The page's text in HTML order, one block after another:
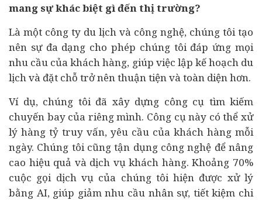
mang sự khác biệt gì đến thị trường?
Là một công ty du lịch và công nghệ, chúng tôi tạo
nên sự đa dạng cho phép chúng tôi đáp ứng mọi
nhu cầu của khách hàng, giúp việc lập kế hoạch du
lịch và đặt chỗ trở nên thuận tiện và toàn diện hơn.
Ví dụ, chúng tôi đã xây dựng công cụ tìm kiếm
chuyến bay của riêng mình. Công cụ này có thể xử
lý hàng tỷ truy vấn, yêu cầu của khách hàng mỗi
ngày. Chúng tôi cũng tận dụng công nghệ để nâng
cao hiệu quả và dịch vụ khách hàng. Khoảng 70%
cuộc gọi dịch vụ của chúng tôi hiện được xử lý
bằng AI, giúp giảm nhu cầu nhân sự, tiết kiệm chi